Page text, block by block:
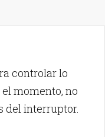
controlar lo
momento, no
del interruptor.